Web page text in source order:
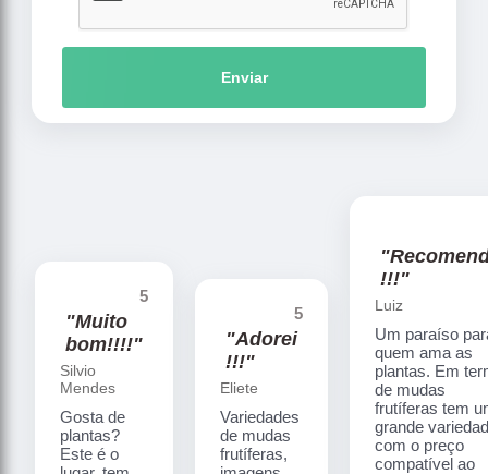
Enviar
5
"Muito
bom!!!!"
Silvio
Mendes
Gosta de
plantas?
Este é o
5
"Adorei
!!!"
Eliete
Variedades
de mudas
frutíferas,
!!!"
Luiz
Um paraíso
quem ama as
plantas. Em
de mudas
frutíferas tem
grande
com o preço
compatível ao